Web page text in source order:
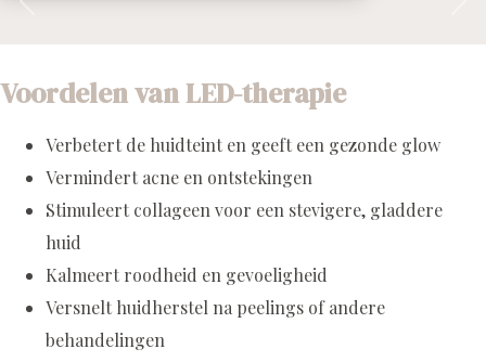
Voordelen van LED-therapie
Verbetert de huidteint en geeft een gezonde glow
Vermindert acne en ontstekingen
Stimuleert collageen voor een stevigere, gladdere
huid
Kalmeert roodheid en gevoeligheid
Versnelt huidherstel na peelings of andere
behandelingen